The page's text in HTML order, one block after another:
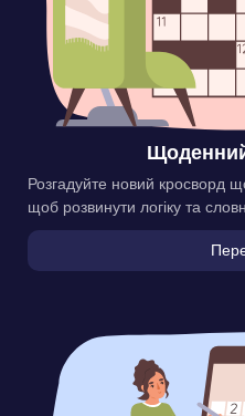
Розгадуйте новий кросворд
щоб розвинути логіку та